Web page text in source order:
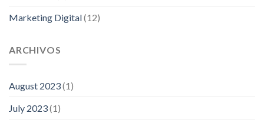
Marketing Digital(12)
ARCHIVOS
August 2023(1)
July 2023(1)